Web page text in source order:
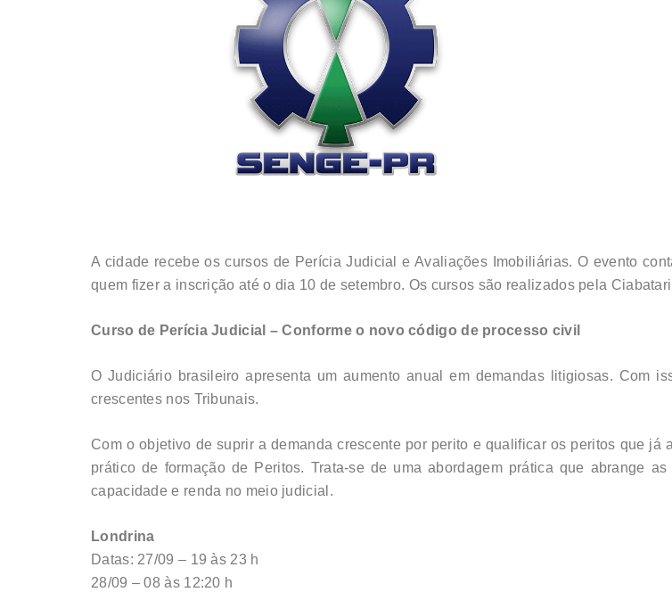
A cidade recebe os cursos de Perícia Judicial e Avaliações Imobiliárias. O evento
quem fizer a inscrição até o dia 10 de setembro. Os cursos são realizados pela
Curso de Perícia Judicial – Conforme o novo código de processo civil
O Judiciário brasileiro apresenta um aumento anual em demandas litigiosas. Com
crescentes nos Tribunais.
Com o objetivo de suprir a demanda crescente por perito e qualificar os peritos que
prático de formação de Peritos. Trata-se de uma abordagem prática que abrange
capacidade e renda no meio judicial.
Londrina
Datas: 27/09 – 19 às 23 h
28/09 – 08 às 12:20 h